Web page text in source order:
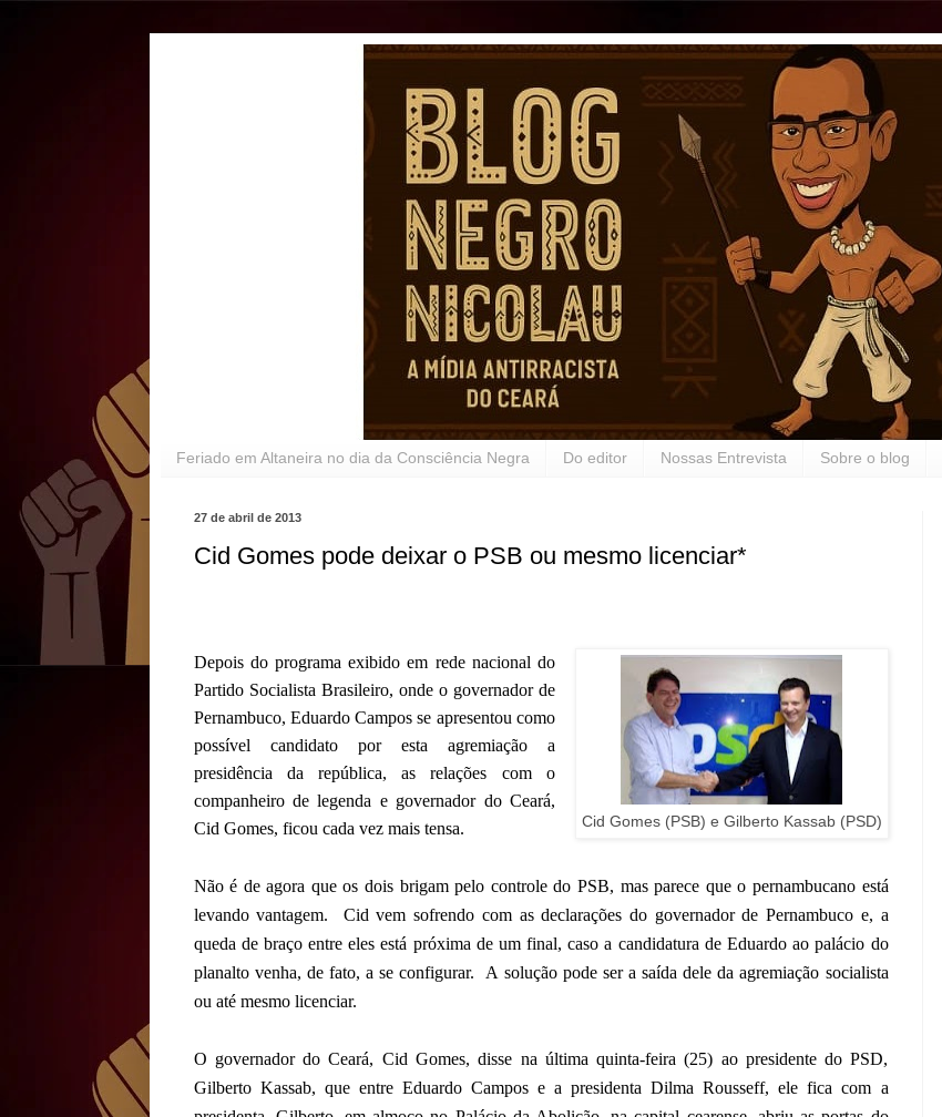
Feriado em Altaneira no dia da Consciência Negra Do editor Nossas Entrevista Sobre o blog
27 de abril de 2013
Cid Gomes pode deixar o PSB ou mesmo licenciar*
Cid Gomes (PSB) e Gilberto Kassab (PSD)
Depois do programa exibido em rede nacional do
Partido Socialista Brasileiro, onde o governador de
Pernambuco, Eduardo Campos se apresentou como
possível candidato por esta agremiação a
presidência da república, as relações com o
companheiro de legenda e governador do Ceará,
Cid Gomes, ficou cada vez mais tensa.
Não é de agora que os dois brigam pelo controle do PSB, mas parece que o pernambucano está
levando vantagem. Cid vem sofrendo com as declarações do governador de Pernambuco e, a
queda de braço entre eles está próxima de um final, caso a candidatura de Eduardo ao palácio do
planalto venha, de fato, a se configurar. A solução pode ser a saída dele da agremiação socialista
ou até mesmo licenciar.
O governador do Ceará, Cid Gomes, disse na última quinta-feira (25) ao presidente do PSD,
Gilberto Kassab, que entre Eduardo Campos e a presidenta Dilma Rousseff, ele fica com a